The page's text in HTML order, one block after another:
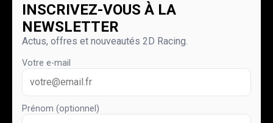
INSCRIVEZ-VOUS À LA
NEWSLETTER
Actus, offres et nouveautés 2D Racing.
Votre e-mail
Prénom (optionnel)